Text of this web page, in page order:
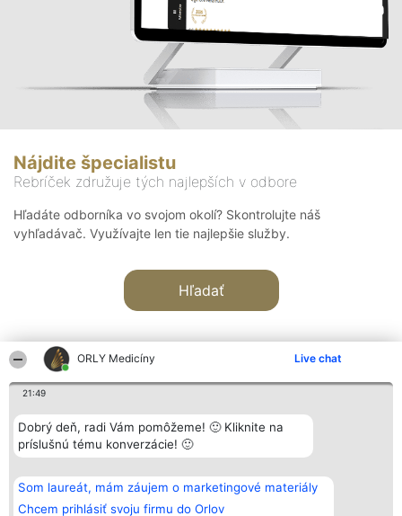
ORLY Medicíny Live chat
21:49
Dobrý deň, radi Vám pomôžeme! 🙂 Kliknite na
príslušnú tému konverzácie! 🙂
Som laureát, mám záujem o marketingové materiály
Chcem prihlásiť svoju firmu do Orlov
Nájdite špecialistu
Rebríček združuje tých najlepších v odbore
Hľadáte odborníka vo svojom okolí? Skontrolujte náš
vyhľadávač. Využívajte len tie najlepšie služby.
Hľadať
Organizátor hodnotenia
Bright Side Solutions sp. z o.
o. sp. k.
Wrocław 50-079
KRS 0000749100 | Regon
381313360 | NIP 8943132676
Hodnotenie
Laureáti
Lista
Laureatów
Podmienky
Obchodné
Kontakt
Kontakt